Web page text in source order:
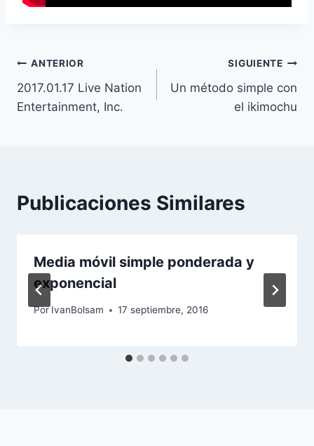
Navegación
de
ANTERIOR
2017.01.17 Live Nation
Entertainment, Inc.
SIGUIENTE
Un método simple con
el ikimochu
Publicaciones Similares
Media móvil simple ponderada y
exponencial
Por IvanBolsam 17 septiembre, 2016